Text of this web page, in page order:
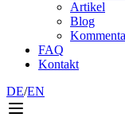
Artikel
Blog
FAQ
Kontakt
DE/EN